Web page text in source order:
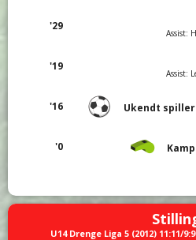
'29
Assist:
'19
Assist:
'16 Ukendt spiller
'0
U14 Drenge Liga 5 (2012) 11:11/